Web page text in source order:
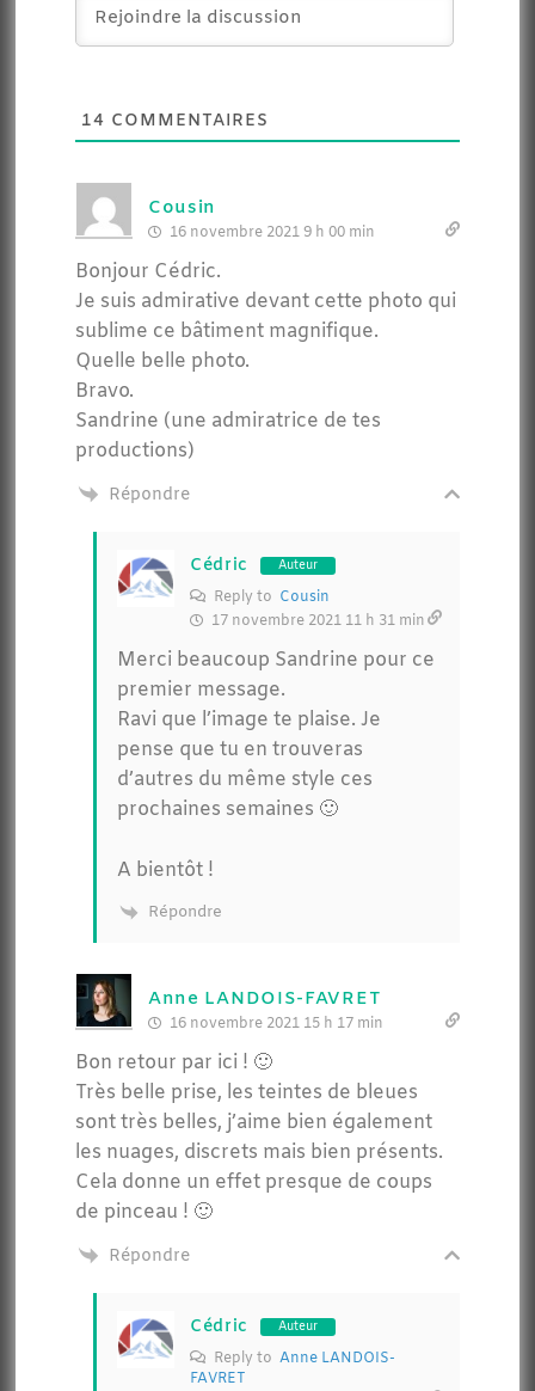
14 COMMENTAIRES
Cousin
16 novembre 2021 9 h 00 min
Bonjour Cédric.
Je suis admirative devant cette photo qui
sublime ce bâtiment magnifique.
Quelle belle photo.
Bravo.
Sandrine (une admiratrice de tes
productions)
Répondre
Cédric Auteur
Reply to Cousin
17 novembre 2021 11 h 31 min
Merci beaucoup Sandrine pour ce
premier message.
Ravi que l’image te plaise. Je
pense que tu en trouveras
d’autres du même style ces
prochaines semaines 🙂
A bientôt !
Répondre
Anne LANDOIS-FAVRET
16 novembre 2021 15 h 17 min
Bon retour par ici ! 🙂
Très belle prise, les teintes de bleues
sont très belles, j’aime bien également
les nuages, discrets mais bien présents.
Cela donne un effet presque de coups
de pinceau ! 🙂
Répondre
Cédric Auteur
Reply to Anne LANDOIS-
FAVRET